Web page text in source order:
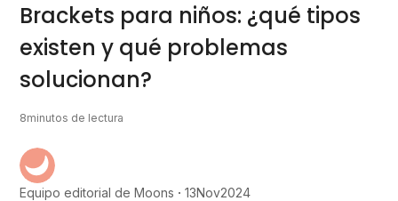
Brackets para niños: ¿qué tipos
existen y qué problemas
solucionan?
8minutos de lectura
Equipo editorial de Moons 13Nov2024